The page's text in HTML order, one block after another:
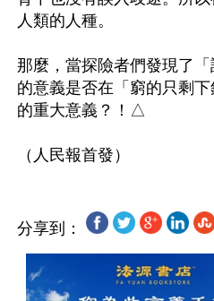
人類的人種。
那麼，當探險者們發現了
的意義是否在「窮的只剩
的重大意義？！△
分享到：